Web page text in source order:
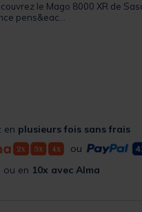
le Mago 8000 XR de
pens&eac...
en plusieurs fois sans frais
ou
ou en 10x avec Alma